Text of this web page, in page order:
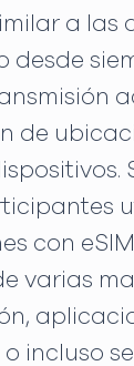
a las
desde
de
con
varias
incluso